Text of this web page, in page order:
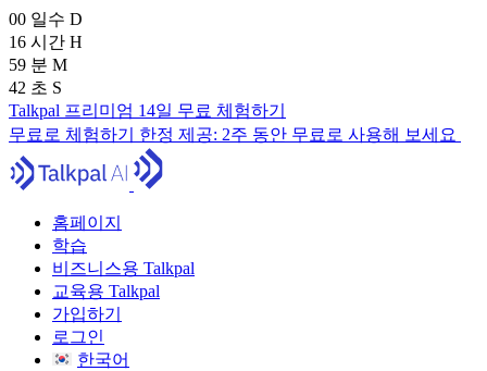
00 일수 D
16 시간 H
59 분 M
41 초 S
Talkpal 프리미엄 14일 무료 체험하기
무료로 체험하기 한정 제공: 2주 동안 무료로 사용해 보세요
홈페이지
학습
비즈니스용 Talkpal
교육용 Talkpal
가입하기
로그인
한국어